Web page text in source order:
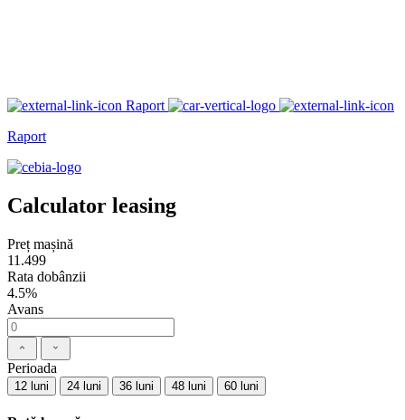
Raport
Raport
Calculator leasing
Preț mașină
11.499
Rata dobânzii
4.5%
Avans
Perioada
12 luni 24 luni 36 luni 48 luni 60 luni